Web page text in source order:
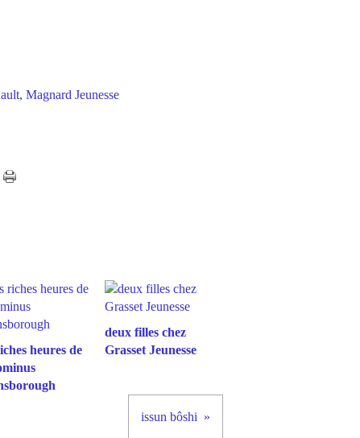
, Magnard Jeunesse
heures de
deux filles chez
Grasset Jeunesse
issun bôshi